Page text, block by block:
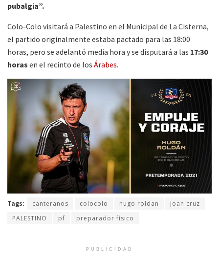
pubalgia”.
Colo-Colo visitará a Palestino en el Municipal de La Cisterna,
el partido originalmente estaba pactado para las 18:00
horas, pero se adelantó media hora y se disputará a las 17:30
horas en el recinto de los Árabes.
Tags: canteranos colocolo hugo roldan
joan cruz
PALESTINO
pf preparador físico
PUBLICIDAD